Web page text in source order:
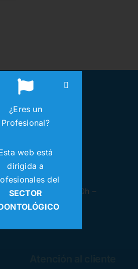
¡Llamanos!
99
– 13:30h | 17:00h –
¿Eres un
Profesional?
web está
dirigida a
del
SECTOR